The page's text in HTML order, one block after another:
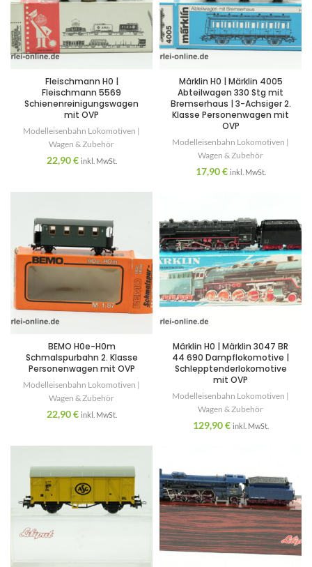
Fleischmann H0 |
Fleischmann 5569
Schienenreinigungswagen
mit OVP
Modelleisenbahn Lokomotiven |
Wagen & Zubehör
22,90€ inkl. MwSt.
Märklin H0 | Märklin 4005
Abteilwagen 330 Stg mit
Bremserhaus | 3-Achsiger 2.
Klasse Personenwagen mit
OVP
Modelleisenbahn Lokomotiven |
Wagen & Zubehör
17,90€ inkl. MwSt.
BEMO H0e-H0m
Schmalspurbahn 2. Klasse
Personenwagen mit OVP
Modelleisenbahn Lokomotiven |
Wagen & Zubehör
22,90€ inkl. MwSt.
Märklin H0 | Märklin 3047 BR
44 690 Dampflokomotive |
Schlepptenderlokomotive
mit OVP
Modelleisenbahn Lokomotiven |
Wagen & Zubehör
129,90€ inkl. MwSt.